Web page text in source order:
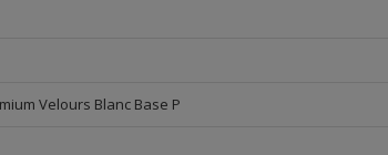
Velours Blanc Base P